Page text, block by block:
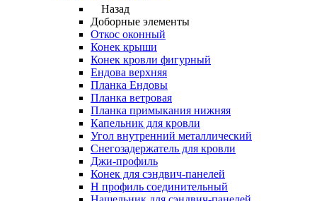
Назад
Доборные элементы
Откос оконный
Конек крыши
Конек кровли фигурный
Ендова верхняя
Планка Ендовы
Планка ветровая
Планка примыкания нижняя
Капельник для кровли
Угол внутренний металлический
Снегозадержатель для кровли
Джи-профиль
Конек для сэндвич-панелей
Н профиль соединительный